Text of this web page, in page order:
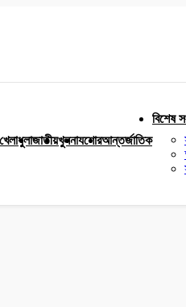
খেলাধুলাজাতীয়খুলনাযশোরআন্তর্জাতিক
বিশেষ